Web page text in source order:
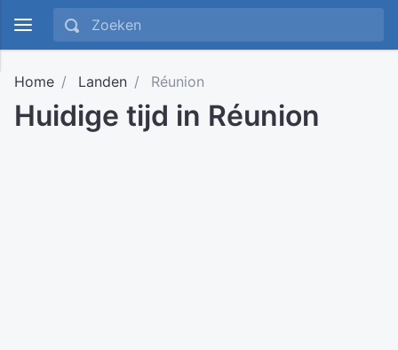
Home Landen Réunion
Huidige tijd in Réunion